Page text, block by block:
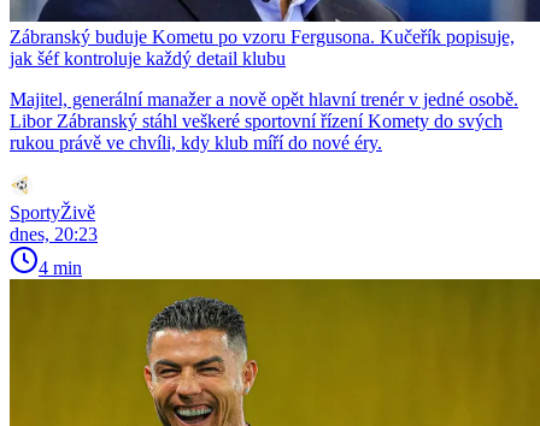
Zábranský buduje Kometu po vzoru Fergusona. Kučeřík popisuje,
jak šéf kontroluje každý detail klubu
Majitel, generální manažer a nově opět hlavní trenér v jedné osobě.
Libor Zábranský stáhl veškeré sportovní řízení Komety do svých
rukou právě ve chvíli, kdy klub míří do nové éry.
SportyŽivě
dnes, 20:23
4 min